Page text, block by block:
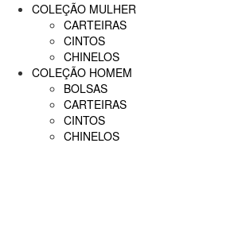
COLEÇÃO MULHER
CARTEIRAS
CINTOS
CHINELOS
COLEÇÃO HOMEM
BOLSAS
CARTEIRAS
CINTOS
CHINELOS